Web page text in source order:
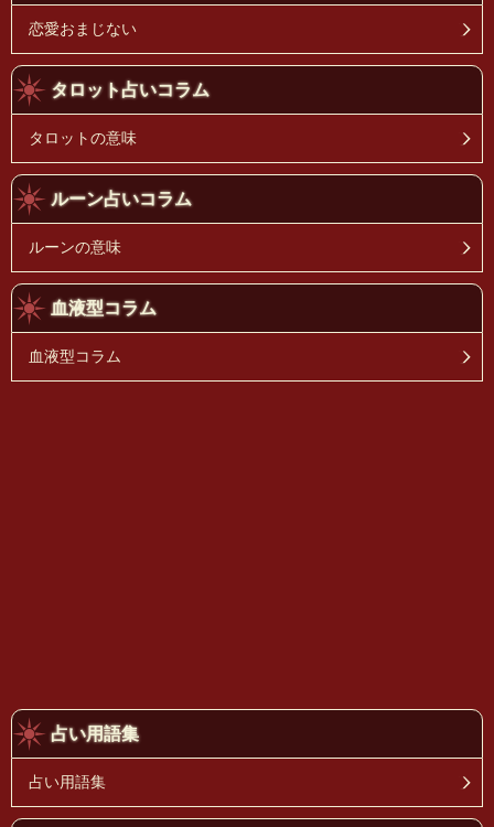
恋愛おまじない
タロット占いコラム
タロットの意味
ルーン占いコラム
ルーンの意味
血液型コラム
血液型コラム
占い用語集
占い用語集